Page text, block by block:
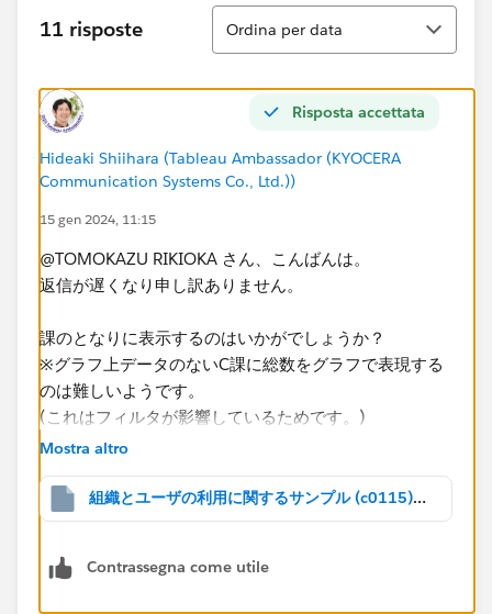
いますか。もしございましたら、ご教授いただけますと
幸いです。
11 risposte
Ordina
Ordina per data
Risposta accettata
Hideaki Shiihara (Tableau Ambassador (KYOCERA
Communication Systems Co., Ltd.))
15 gen 2024, 11:15
@TOMOKAZU RIKIOKA​ さん、こんばんは。
返信が遅くなり申し訳ありません。
課のとなりに表示するのはいかがでしょうか？
※グラフ上データのないC課に総数をグラフで表現する
のは難しいようです。
(これはフィルタが影響しているためです。)​
Mostra altro
組織とユーザの利用に関するサンプル (c0115).twbx
Contrassegna come utile